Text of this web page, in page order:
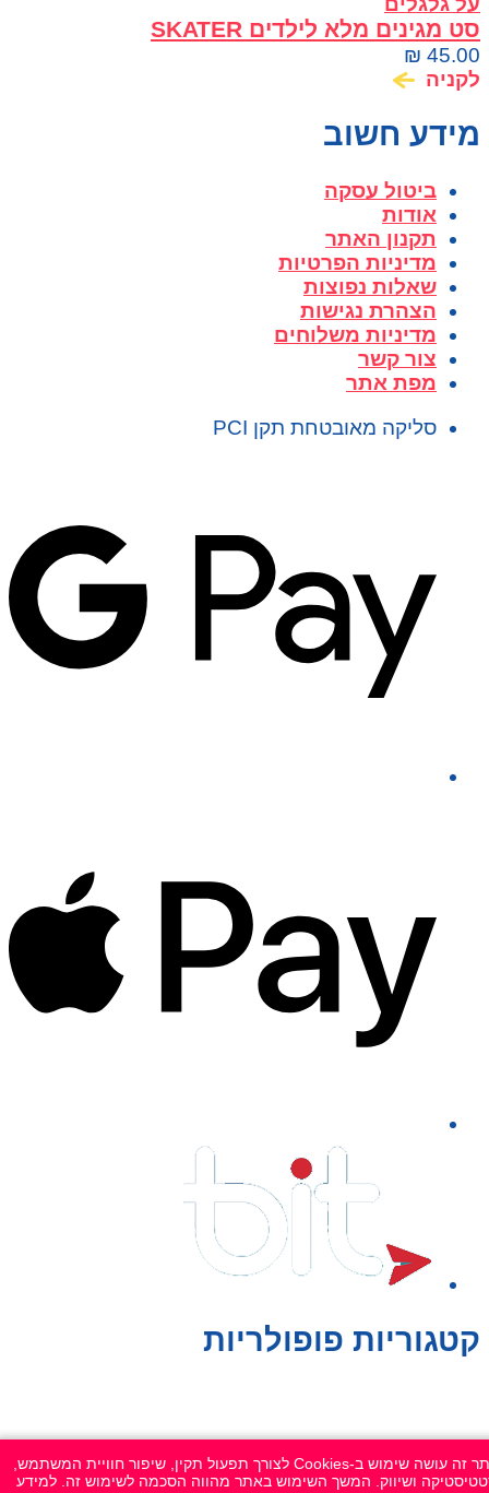
סט מגינים מלא לילדים SKATER
₪ 45.00
לקניה
מידע חשוב
ביטול עסקה
אודות
תקנון האתר
מדיניות הפרטיות
שאלות נפוצות
הצהרת נגישות
מדיניות משלוחים
צור קשר
מפת אתר
סליקה מאובטחת תקן PCI
קטגוריות פופולריות
על גלגלים
פאזלים
אתר זה עושה שימוש ב-Cookies לצורך תפעול תקין, שיפור חוויית המשתמש,
ושיווק. המשך השימוש באתר מהווה הסכמה לשימוש זה. למידע